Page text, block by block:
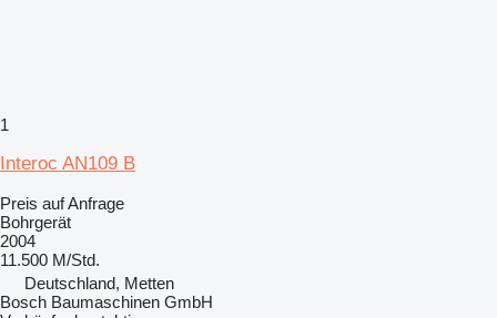
1
Interoc AN109 B
Preis auf Anfrage
Bohrgerät
2004
11.500 M/Std.
Deutschland, Metten
Bosch Baumaschinen GmbH